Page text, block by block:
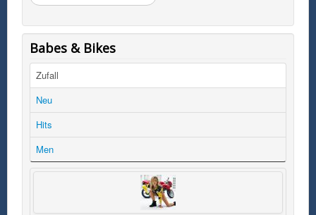
Babes & Bikes
Zufall
Neu
Hits
Men